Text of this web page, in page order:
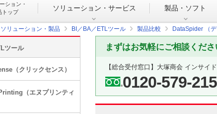
ション・
トップ
ソリューション・ サービス 製品・ソフト
ソリューション・製品 BI／BA／ETLツール 製品比較 DataSpider （デ
まずはお気軽にご相談くださ
【総合受付窓口】 大塚商会 インサイ
0120-579-215
ツール
（クリックセンス）
（エヌプリンティ